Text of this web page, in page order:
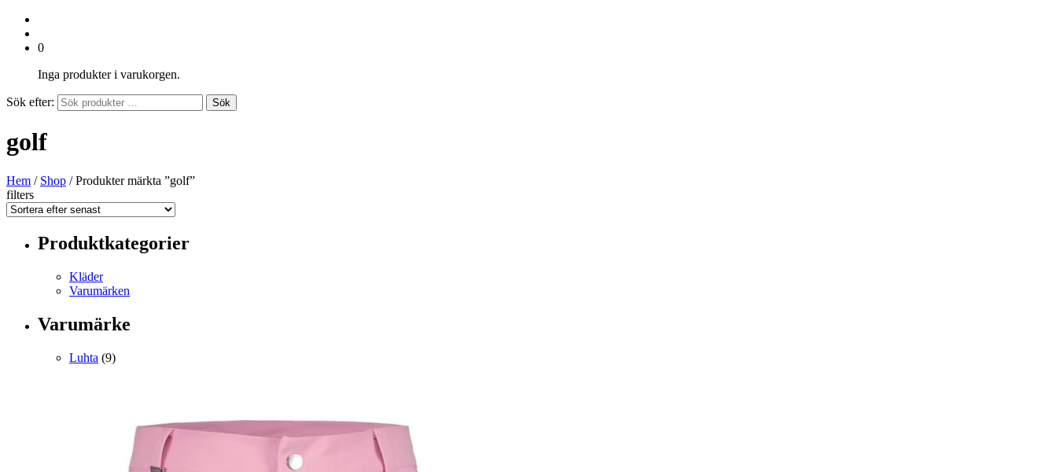
0
Inga produkter i varukorgen.
Sök efter: Sök
golf
Hem / Shop / Produkter märkta ”golf”
filters
Produktkategorier
Kläder
Varumärken
Varumärke
Luhta (9)